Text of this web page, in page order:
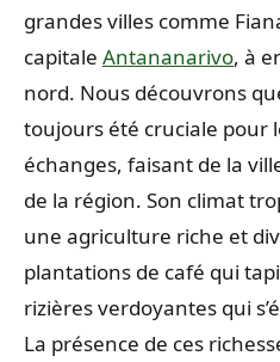
grandes villes comme
capitale Antananarivo, à
nord. Nous découvrons
toujours été cruciale pour
échanges, faisant de la
de la région. Son climat
une agriculture riche et
plantations de café qui
rizières verdoyantes qui
La présence de ces